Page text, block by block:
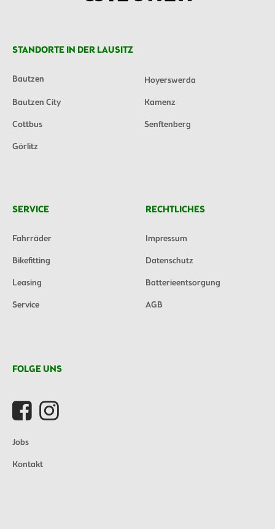
STANDORTE IN DER LAUSITZ
Bautzen
Hoyerswerda
Bautzen City
Kamenz
Cottbus
Senftenberg
Görlitz
SERVICE
Fahrräder
Bikefitting
Leasing
Service
RECHTLICHES
Impressum
Datenschutz
Batterieentsorgung
AGB
FOLGE UNS
Jobs
Kontakt